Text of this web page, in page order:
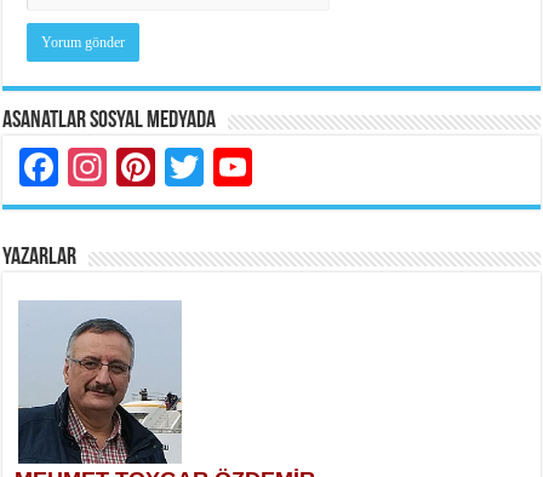
Asanatlar Sosyal Medyada
Facebook
Instagram
Pinterest
Twitter
YAZARLAR